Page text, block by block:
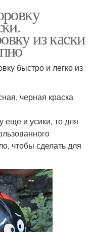
из каски
быстро и легко из
черная краска
еще и усики, то для
чтобы сделать для